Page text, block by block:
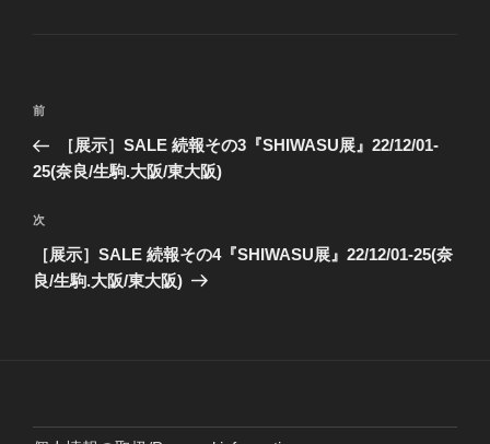
投
ナ
ゲ
ー
シ
前
の
投
前
［展示］SALE 続報その3『SHIWASU展』22/12/01-
25(奈良/生駒.大阪/東大阪)
次
の
投
次
［展示］SALE 続報その4『SHIWASU展』22/12/01-25(奈
良/生駒.大阪/東大阪)